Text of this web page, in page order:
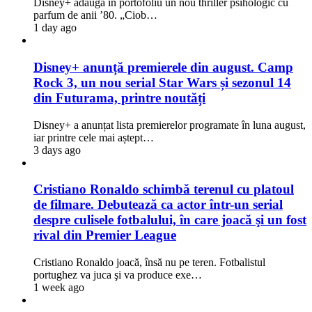
Disney+ adaugă în portofoliu un nou thriller psihologic cu
parfum de anii ’80. „Ciob…
1 day ago
Disney+ anunță premierele din august. Camp
Rock 3, un nou serial Star Wars și sezonul 14
din Futurama, printre noutăți
Disney+ a anunțat lista premierelor programate în luna august,
iar printre cele mai aștept…
3 days ago
Cristiano Ronaldo schimbă terenul cu platoul
de filmare. Debutează ca actor într-un serial
despre culisele fotbalului, în care joacă şi un fost
rival din Premier League
Cristiano Ronaldo joacă, însă nu pe teren. Fotbalistul
portughez va juca şi va produce exe…
1 week ago